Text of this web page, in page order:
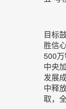
目标
胜信
500
中央
发展
中释
取，